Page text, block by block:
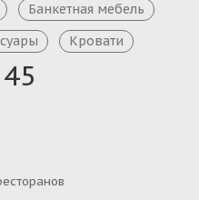
Банкетная мебель
Кровати